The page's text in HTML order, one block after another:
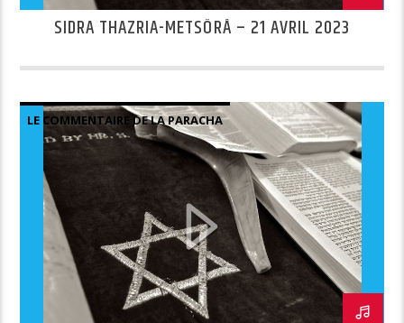
SIDRA THAZRIA-METSÔRÂ – 21 AVRIL 2023
LE COMMENTAIRE DE LA PARACHA